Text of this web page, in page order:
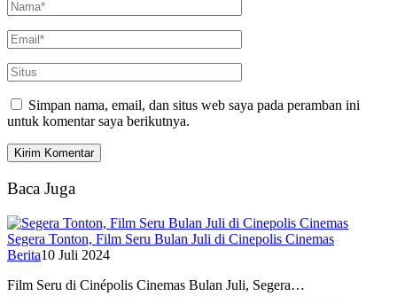
Simpan nama, email, dan situs web saya pada peramban ini
untuk komentar saya berikutnya.
Baca Juga
Segera Tonton, Film Seru Bulan Juli di Cinepolis Cinemas
Berita10 Juli 2024
Film Seru di Cinépolis Cinemas Bulan Juli, Segera…